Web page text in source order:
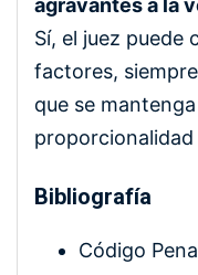
agravantes a la
Sí, el juez puede
factores,
que se
proporcionalidad
Bibliografía
Código